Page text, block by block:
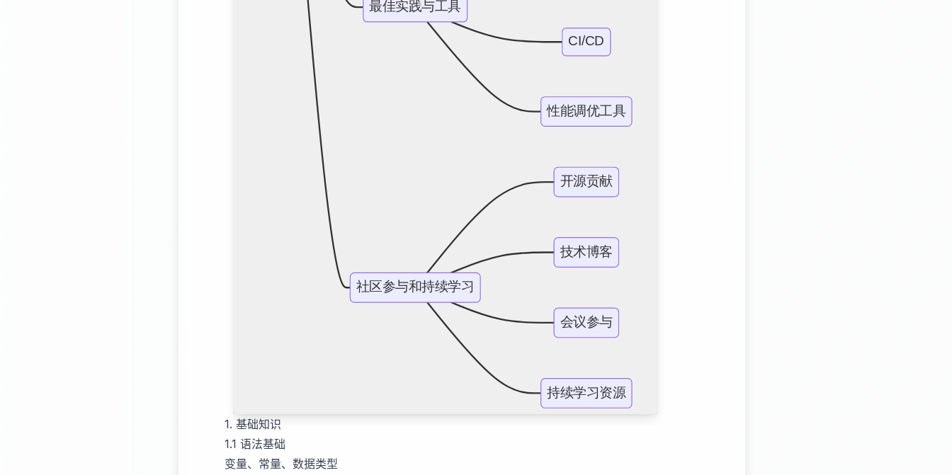
1. 基础知识
1.1 语法基础
变量、常量、数据类型